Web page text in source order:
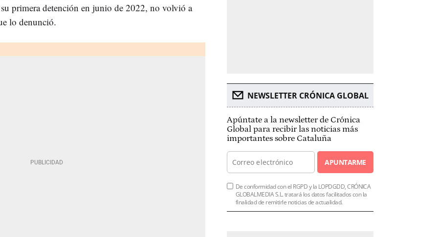
su primeradetención en junio de 2022, no volvió a
lo denunció.
NEWSLETTER CRÓNICA GLOBAL
Apúntate a la newsletter de Crónica
Global para recibir las noticias más
importantes sobre Cataluña
APUNTARME
De conformidad con el RGPD y la LOPDGDD, CRÓNICA
GLOBALMEDIA S.L. tratará los datos facilitados con la
finalidad de remitirle noticias de actualidad.